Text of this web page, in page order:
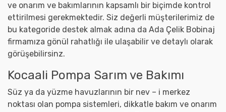
ve onarım ve bakımlarının kapsamlı bir biçimde kontrol
ettirilmesi gerekmektedir. Siz değerli müşterilerimiz de
bu kategoride destek almak adına da Ada Çelik Bobinaj
firmamıza gönül rahatlığı ile ulaşabilir ve detaylı olarak
görüşebilirsinz.
Kocaali Pompa Sarım ve Bakımı
Süz ya da yüzme havuzlarının bir nev – i merkez
noktası olan pompa sistemleri, dikkatle bakım ve onarım